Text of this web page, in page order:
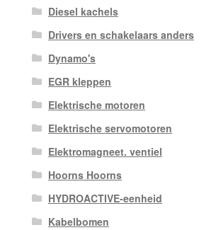
Diesel kachels
Drivers en schakelaars anders
Dynamo's
EGR kleppen
Elektrische motoren
Elektrische servomotoren
Elektromagneet. ventiel
Hoorns Hoorns
HYDROACTIVE-eenheid
Kabelbomen